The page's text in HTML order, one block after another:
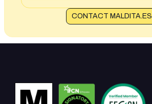
CONTACT MALDITA.ES